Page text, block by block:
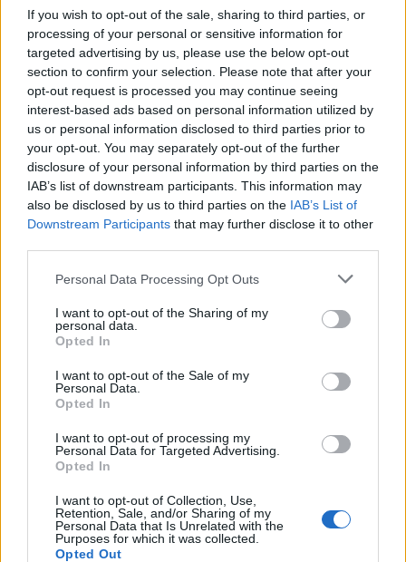
If you wish to opt-out of the sale, sharing to third parties, or
processing of your personal or sensitive information for
targeted advertising by us, please use the below opt-out
section to confirm your selection. Please note that after your
opt-out request is processed you may continue seeing
interest-based ads based on personal information utilized by
us or personal information disclosed to third parties prior to
your opt-out. You may separately opt-out of the further
disclosure of your personal information by third parties on the
IAB’s list of downstream participants. This information may
also be disclosed by us to third parties on the IAB’s List of
Downstream Participants that may further disclose it to other
Please note that this website/app uses one or more Google
not limited to your visit or usage behaviour. You may click to
grant or deny consent to Google and its third-party tags to
use your data for below specified purposes in below Google
consent section.
Personal Data Processing Opt Outs
I want to opt-out of the Sharing of my
personal data.
Opted In
I want to opt-out of the Sale of my
Personal Data.
Opted In
I want to opt-out of processing my
Personal Data for Targeted Advertising.
Opted In
I want to opt-out of Collection, Use,
Retention, Sale, and/or Sharing of my
Personal Data that Is Unrelated with the
Purposes for which it was collected.
Opted Out